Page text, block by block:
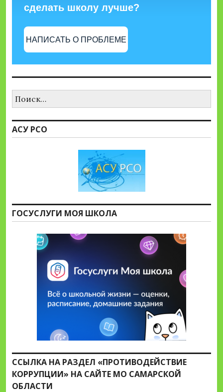
сделать школу лучше?
НАПИСАТЬ О ПРОБЛЕМЕ
АСУ РСО
ГОСУСЛУГИ МОЯ ШКОЛА
ССЫЛКА НА РАЗДЕЛ «ПРОТИВОДЕЙСТВИЕ
КОРРУПЦИИ» НА САЙТЕ МО САМАРСКОЙ
ОБЛАСТИ